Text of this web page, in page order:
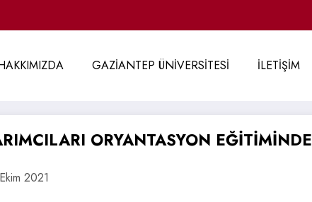
GAZİANTEP ÜNİVERSİTESİ İLETİŞİM
ORYANTASYON EĞİTİMİNDE
2021